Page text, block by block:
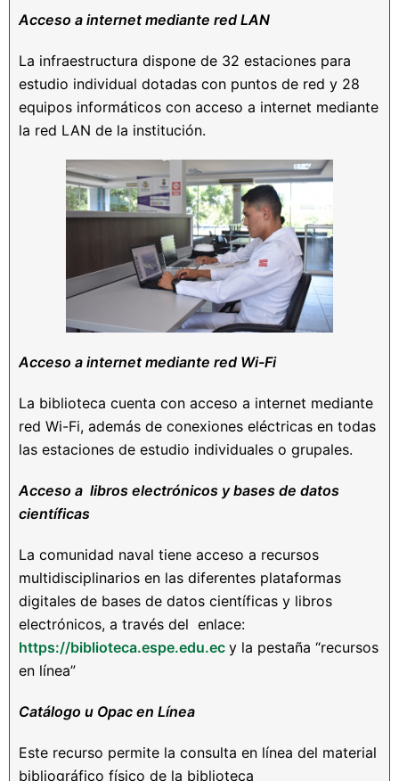
Acceso a internet mediante red LAN
La infraestructura dispone de 32 estaciones para
estudio individual dotadas con puntos de red y 28
equipos informáticos con acceso a internet mediante
la red LAN de la institución.
Acceso a internet mediante red Wi-Fi
La biblioteca cuenta con acceso a internet mediante
red Wi-Fi, además de conexiones eléctricas en todas
las estaciones de estudio individuales o grupales.
Acceso a libros electrónicos y bases de datos
científicas
La comunidad naval tiene acceso a recursos
multidisciplinarios en las diferentes plataformas
digitales de bases de datos científicas y libros
electrónicos, a través del enlace:
https://biblioteca.espe.edu.ec y la pestaña “recursos
en línea”
Catálogo u Opac en Línea
Este recurso permite la consulta en línea del material
bibliográfico físico de la biblioteca